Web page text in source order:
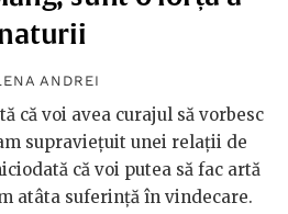
ANDREI
că voi avea curajul să vorbesc
supraviețuit unei relații de
că voi putea să fac artă
atâta suferință în vindecare.